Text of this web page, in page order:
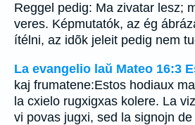
Reggel pedig: Ma zivatar lesz;
veres. Képmutatók, az ég
ítélni, az idõk jeleit pedig nem
La evangelio laŭ Mateo 16:3
kaj frumatene:Estos hodiaux
la cxielo rugxigxas kolere. La
vi povas jugxi, sed la signojn